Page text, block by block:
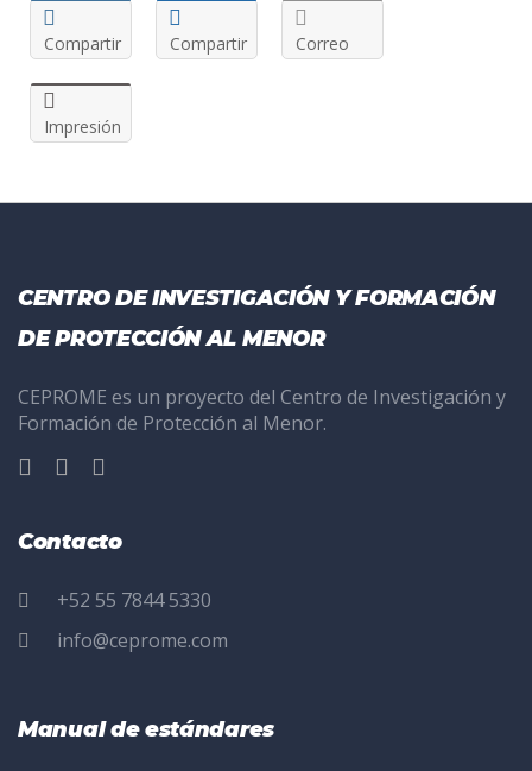
Compartir Compartir Correo
Impresión
CENTRO DE INVESTIGACIÓN Y FORMACIÓN
DE PROTECCIÓN AL MENOR
CEPROME es un proyecto del Centro de Investigación y
Formación de Protección al Menor.
Contacto
+52 55 7844 5330
info@ceprome.com
Manual de estándares